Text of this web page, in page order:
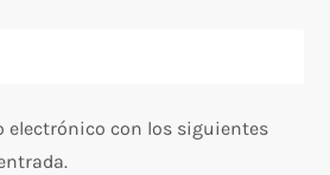
electrónico con los siguientes